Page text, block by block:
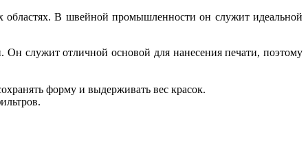
областях. В швейной промышленности он служит идеальной
Он служит отличной основой для нанесения печати, поэтому
форму и выдерживать вес красок.